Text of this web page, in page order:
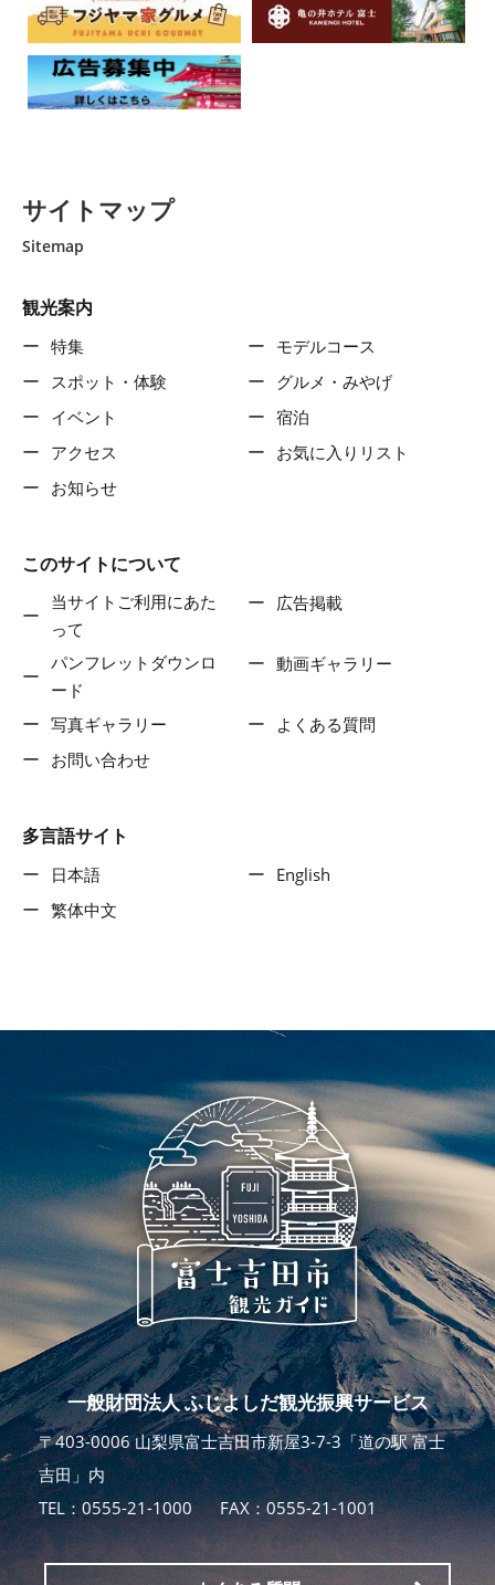
サイトマップ
Sitemap
観光案内
特集
モデルコース
スポット・体験
グルメ・みやげ
イベント
宿泊
アクセス
お気に入りリスト
お知らせ
このサイトについて
当サイトご利用にあた
って
広告掲載
パンフレットダウンロ
ード
動画ギャラリー
写真ギャラリー
よくある質問
お問い合わせ
多言語サイト
日本語
English
繁体中文
一般財団法人 ふじよしだ観光振興サービス
〒403-0006 山梨県富士吉田市新屋3-7-3「道の駅 富士
吉田」内
TEL：0555-21-1000 FAX：0555-21-1001